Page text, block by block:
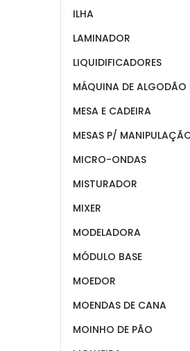
ILHA
LAMINADOR
LIQUIDIFICADORES
MÁQUINA DE ALGODÃO
MESA E CADEIRA
MESAS P/
MICRO-ONDAS
MISTURADOR
MIXER
MODELADORA
MÓDULO BASE
MOEDOR
MOENDAS DE CANA
MOINHO DE PÃO